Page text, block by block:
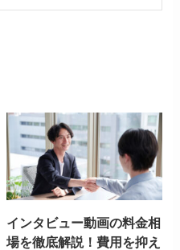
インタビュー動画の料金相
場を徹底解説！費用を抑え